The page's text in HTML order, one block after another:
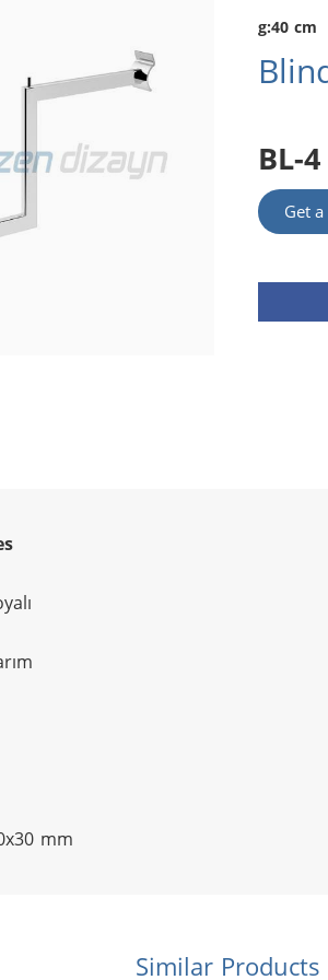
g:40 cm
BL-
Get
mm
Similar